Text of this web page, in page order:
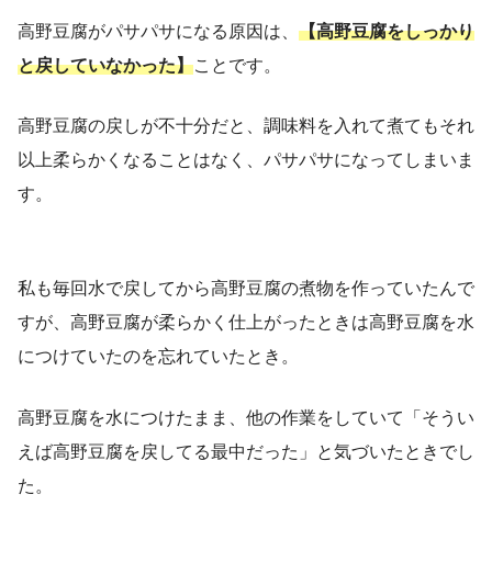
高野豆腐がパサパサになる原因は、 【高野豆腐をしっかり
と戻していなかった】ことです。
高野豆腐の戻しが不十分だと、調味料を入れて煮てもそれ
以上柔らかくなることはなく、パサパサになってしまいま
す。
私も毎回水で戻してから高野豆腐の煮物を作っていたんで
すが、高野豆腐が柔らかく仕上がったときは高野豆腐を水
につけていたのを忘れていたとき。
高野豆腐を水につけたまま、他の作業をしていて「そうい
えば高野豆腐を戻してる最中だった」と気づいたときでし
た。